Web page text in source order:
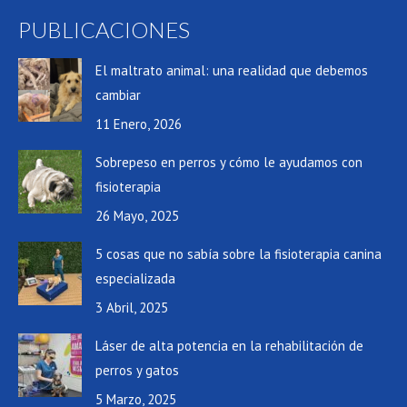
PUBLICACIONES
El maltrato animal: una realidad que debemos
cambiar
11 Enero, 2026
Sobrepeso en perros y cómo le ayudamos con
fisioterapia
26 Mayo, 2025
5 cosas que no sabía sobre la fisioterapia canina
especializada
3 Abril, 2025
Láser de alta potencia en la rehabilitación de
perros y gatos
5 Marzo, 2025